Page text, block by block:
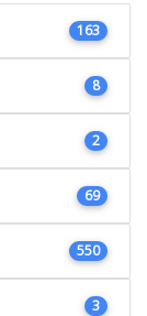
163
8
2
69
550
3